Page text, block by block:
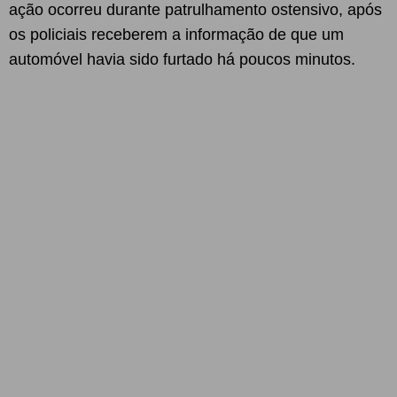
ação ocorreu durante patrulhamento ostensivo, após
os policiais receberem a informação de que um
automóvel havia sido furtado há poucos minutos.